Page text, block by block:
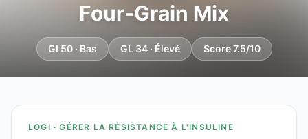
Four-Grain Mix
GI 50 · Bas GL 34 · Élevé Score 7.5/10
LOGI · GÉRER LA RÉSISTANCE À L'INSULINE